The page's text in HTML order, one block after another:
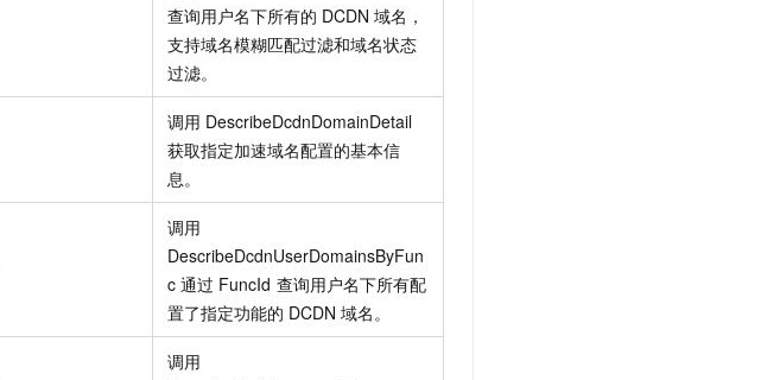
查询用户名下所有的 DCDN 域名，
支持域名模糊匹配过滤和域名状态
过滤。
调用 DescribeDcdnDomainDetail
获取指定加速域名配置的基本信
息。
调用
DescribeDcdnUserDomainsByFun
c 通过 FuncId 查询用户名下所有配
置了指定功能的 DCDN 域名。
调用